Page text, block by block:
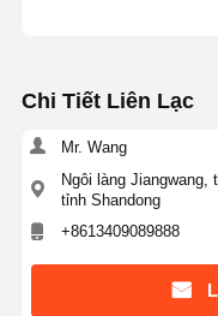
Chi Tiết Liên Lạc
Mr. Wang
Ngôi làng Jiangwang,
tỉnh Shandong
+8613409089888